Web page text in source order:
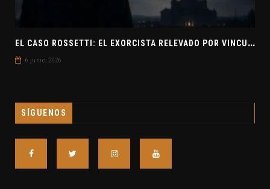
E
L CASO ROSSETTI: EL EXORCISTA RELEVADO POR VINCULAR OVNIS Y DEMONIOS
6 junio, 2026
SÍGUENOS